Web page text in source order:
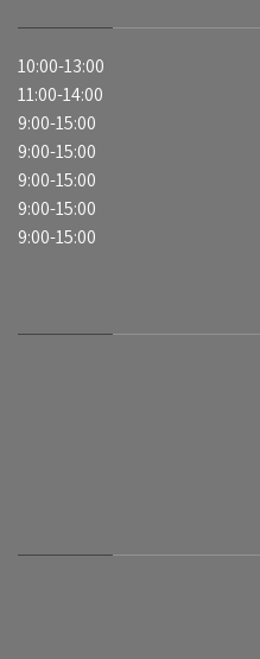
10:00-13:00
11:00-14:00
9:00-15:00
9:00-15:00
9:00-15:00
9:00-15:00
9:00-15:00